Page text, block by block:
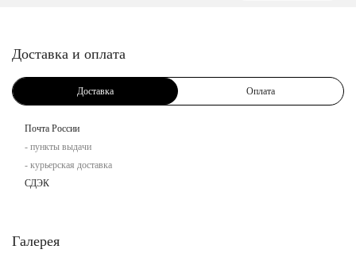
Доставка и оплата
Доставка Оплата
Почта России
- пункты выдачи
- курьерская доставка
СДЭК
Галерея